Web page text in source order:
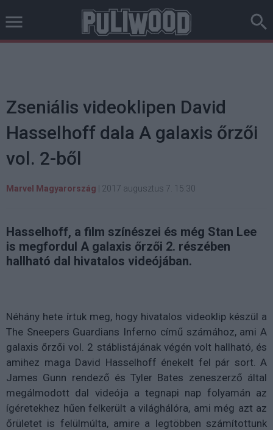
Zseniális videoklipen David
Hasselhoff dala A galaxis őrzői
vol. 2-ből
Marvel Magyarország 2017 augusztus 7. 15:30
Hasselhoff, a film színészei és még Stan Lee
is megfordul A galaxis őrzői 2. részében
hallható dal hivatalos videójában.
Néhány hete írtuk meg, hogy hivatalos videoklip készül a
The Sneepers Guardians Inferno című számához, ami A
galaxis őrzői vol. 2 stáblistájának végén volt hallható, és
amihez maga David Hasselhoff énekelt fel pár sort. A
James Gunn rendező és Tyler Bates zeneszerző által
megálmodott dal videója a tegnapi nap folyamán az
ígéretekhez hűen felkerült a világhálóra, ami még azt az
őrületet is felülmúlta, amire a legtöbben számítottunk